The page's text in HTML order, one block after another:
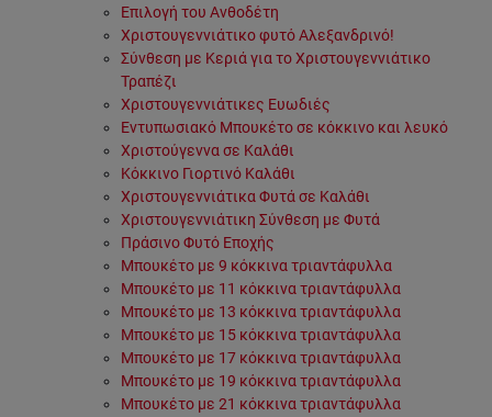
Επιλογή του Ανθοδέτη
Χριστουγεννιάτικο φυτό Αλεξανδρινό!
Σύνθεση με Κεριά για το Χριστουγεννιάτικο
Τραπέζι
Χριστουγεννιάτικες Ευωδιές
Εντυπωσιακό Μπουκέτο σε κόκκινο και λευκό
Χριστούγεννα σε Καλάθι
Κόκκινο Γιορτινό Καλάθι
Χριστουγεννιάτικα Φυτά σε Καλάθι
Χριστουγεννιάτικη Σύνθεση με Φυτά
Πράσινο Φυτό Εποχής
Μπουκέτο με 9 κόκκινα τριαντάφυλλα
Μπουκέτο με 11 κόκκινα τριαντάφυλλα
Μπουκέτο με 13 κόκκινα τριαντάφυλλα
Μπουκέτο με 15 κόκκινα τριαντάφυλλα
Μπουκέτο με 17 κόκκινα τριαντάφυλλα
Μπουκέτο με 19 κόκκινα τριαντάφυλλα
Μπουκέτο με 21 κόκκινα τριαντάφυλλα